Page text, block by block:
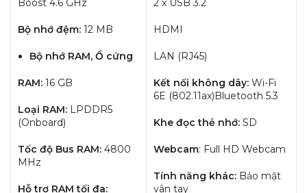
Boost 4.6 GHz
Bộ nhớ đệm: 12 MB
Bộ nhớ RAM, Ổ cứng
RAM: 16 GB
Loại RAM: LPDDR5
(Onboard)
Tốc độ Bus RAM: 4800
MHz
Hỗ trợ RAM tối đa:
2 x USB 3.2
HDMI
LAN (RJ45)
Kết nối không dây: Wi-Fi
6E (802.11ax)Bluetooth 5.3
Khe đọc thẻ nhớ: SD
Webcam: Full HD Webcam
Tính năng khác: Bảo mật
vân tay